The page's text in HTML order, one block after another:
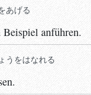
あげる
Beispiel anführen.
うをはなれる